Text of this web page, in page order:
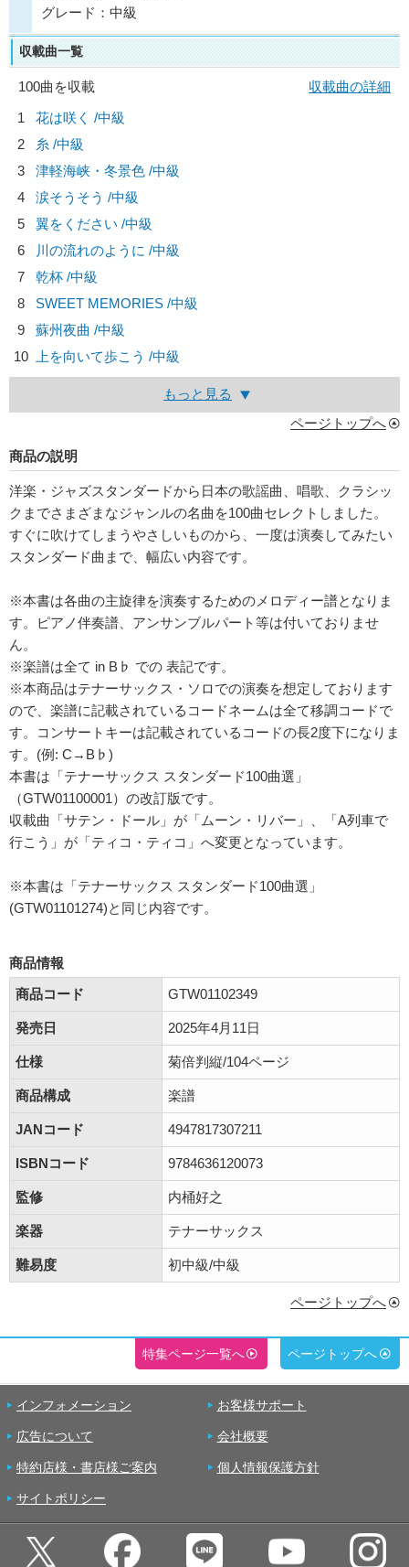
グレード：中級
収載曲一覧
100曲を収載
収載曲の詳細
1
花は咲く /中級
2
糸 /中級
3
津軽海峡・冬景色 /中級
4
涙そうそう /中級
5
翼をください /中級
6
川の流れのように /中級
7
乾杯 /中級
8
SWEET MEMORIES /中級
9
蘇州夜曲 /中級
10
上を向いて歩こう /中級
もっと見る
ページトップへ
商品の説明
洋楽・ジャズスタンダードから日本の歌謡曲、唱歌、クラシッ
クまでさまざまなジャンルの名曲を100曲セレクトしました。
すぐに吹けてしまうやさしいものから、一度は演奏してみたい
スタンダード曲まで、幅広い内容です。
※本書は各曲の主旋律を演奏するためのメロディー譜となりま
す。ピアノ伴奏譜、アンサンブルパート等は付いておりませ
ん。
※楽譜は全て in B♭ での 表記です。
※本商品はテナーサックス・ソロでの演奏を想定しております
ので、楽譜に記載されているコードネームは全て移調コードで
す。コンサートキーは記載されているコードの長2度下になりま
す。(例: C→B♭)
本書は「テナーサックス スタンダード100曲選」
（GTW01100001）の改訂版です。
収載曲「サテン・ドール」が「ムーン・リバー」、「A列車で
行こう」が「ティコ・ティコ」へ変更となっています。
※本書は「テナーサックス スタンダード100曲選」
(GTW01101274)と同じ内容です。
商品情報
商品コード
GTW01102349
発売日 2025年4月11日
仕様 菊倍判縦/104ページ
商品構成 楽譜
JANコード 4947817307211
ISBNコード 9784636120073
監修 内桶好之
楽器 テナーサックス
難易度 初中級/中級
ページトップへ
特集ページ一覧へ ページトップへ
インフォメーション お客様サポート
広告について 会社概要
特約店様・書店様ご案内 個人情報保護方針
サイトポリシー